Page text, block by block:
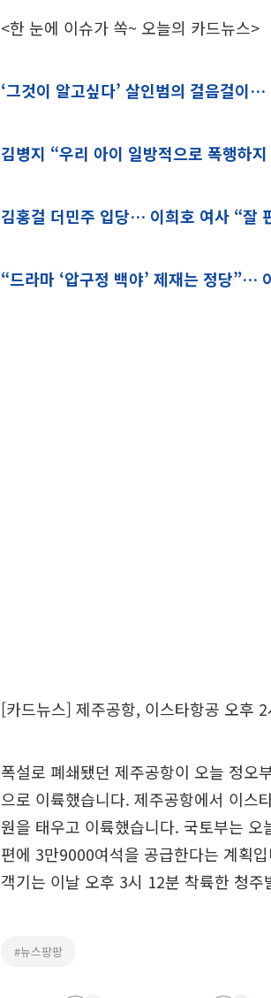
<한 눈에 이슈가 쏙~ 오늘의 카드뉴스>
‘그것이 알고싶다’ 살인범의 걸음걸이
김병지 “우리 아이 일방적으로 폭행하
김홍걸 더민주 입당… 이희호 여사 “잘
“드라마 ‘압구정 백야’ 제재는 정당”…
[카드뉴스] 제주공항, 이스타항공 오후
폭설로 폐쇄됐던 제주공항이 오늘 정오
으로 이륙했습니다. 제주공항에서 이
원을 태우고 이륙했습니다. 국토부는
편에 3만9000여석을 공급한다는 계획
객기는 이날 오후 3시 12분 착륙한 청
#뉴스팡팡